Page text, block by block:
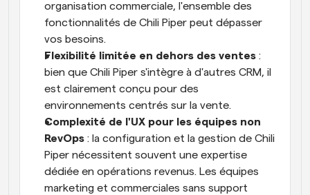
organisation commerciale, l'ensemble des
fonctionnalités de Chili Piper peut dépasser
vos besoins.
Flexibilité limitée en dehors des ventes :
bien que Chili Piper s'intègre à d'autres CRM, il
est clairement conçu pour des
environnements centrés sur la vente.
Complexité de l'UX pour les équipes non
RevOps : la configuration et la gestion de Chili
Piper nécessitent souvent une expertise
dédiée en opérations revenus. Les équipes
marketing et commerciales sans support